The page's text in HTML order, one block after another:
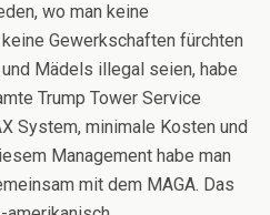
wo man keine
Gewerkschaften fürchten
Mädels illegal seien, habe
Trump Tower Service
System, minimale Kosten und
Management habe man
mit dem MAGA. Das